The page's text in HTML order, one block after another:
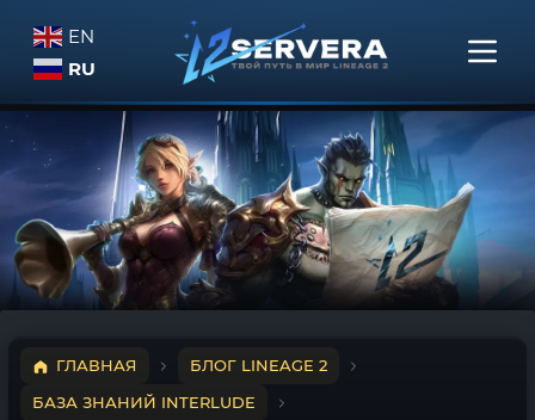
EN
RU
ГЛАВНАЯ
БЛОГ LINEAGE 2
БАЗА ЗНАНИЙ INTERLUDE